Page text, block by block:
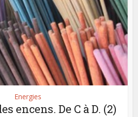
Energies
encens. De C à D. (2)